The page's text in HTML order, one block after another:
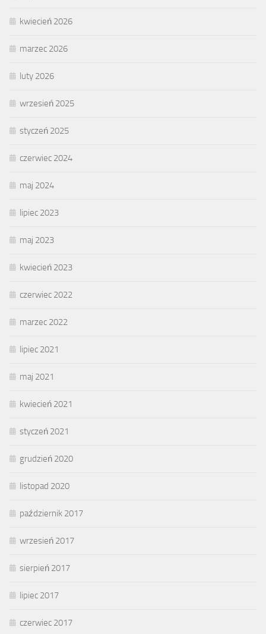
kwiecień 2026
marzec 2026
luty 2026
wrzesień 2025
styczeń 2025
czerwiec 2024
maj 2024
lipiec 2023
maj 2023
kwiecień 2023
czerwiec 2022
marzec 2022
lipiec 2021
maj 2021
kwiecień 2021
styczeń 2021
grudzień 2020
listopad 2020
październik 2017
wrzesień 2017
sierpień 2017
lipiec 2017
czerwiec 2017